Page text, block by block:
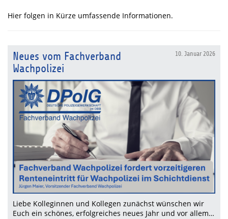
Hier folgen in Kürze umfassende Informationen.
10. Januar 2026
Neues vom Fachverband
Wachpolizei
Liebe Kolleginnen und Kollegen zunächst wünschen wir
Euch ein schönes, erfolgreiches neues Jahr und vor allem…